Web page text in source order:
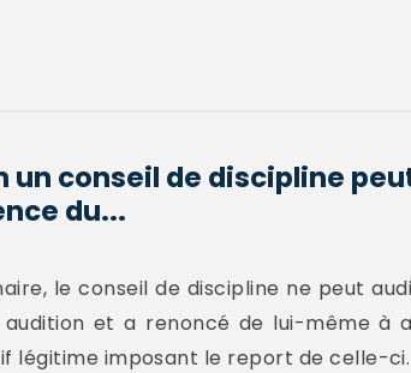
un conseil de discipline
du...
le conseil de discipline ne peut
et a renoncé de lui-même à
légitime imposant le report de celle-ci.